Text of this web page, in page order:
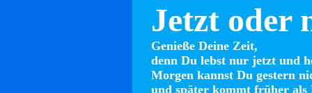
Jetzt oder
Genieße Deine Zeit,
denn Du lebst nur jetzt und
Morgen kannst Du gestern
und später kommt früher als